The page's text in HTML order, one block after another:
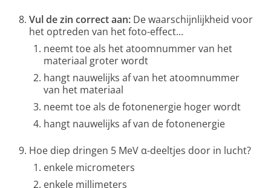
Vul de zin correct aan: De waarschijnlijkheid voor
het optreden van het foto-effect...
neemt toe als het atoomnummer van het
materiaal groter wordt
hangt nauwelijks af van het atoomnummer
van het materiaal
neemt toe als de fotonenergie hoger wordt
hangt nauwelijks af van de fotonenergie
Hoe diep dringen 5 MeV α-deeltjes door in lucht?
enkele micrometers
enkele millimeters